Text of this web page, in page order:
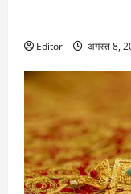
Editor अगस्त 8,